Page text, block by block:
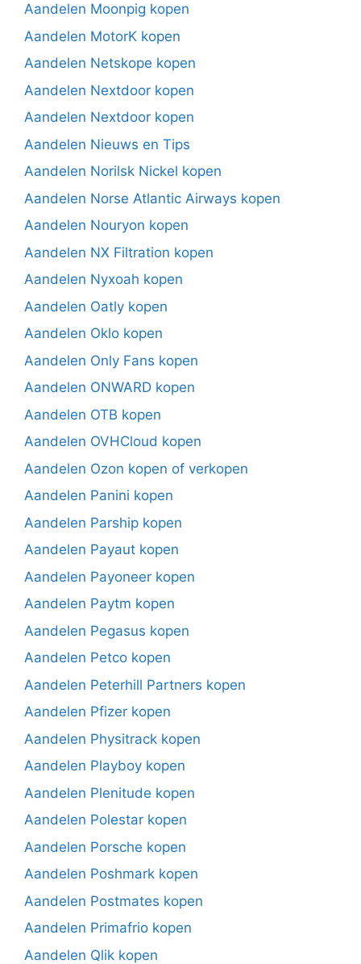
Aandelen Moonpig kopen
Aandelen MotorK kopen
Aandelen Netskope kopen
Aandelen Nextdoor kopen
Aandelen Nextdoor kopen
Aandelen Nieuws en Tips
Aandelen Norilsk Nickel kopen
Aandelen Norse Atlantic Airways kopen
Aandelen Nouryon kopen
Aandelen NX Filtration kopen
Aandelen Nyxoah kopen
Aandelen Oatly kopen
Aandelen Oklo kopen
Aandelen Only Fans kopen
Aandelen ONWARD kopen
Aandelen OTB kopen
Aandelen OVHCloud kopen
Aandelen Ozon kopen of verkopen
Aandelen Panini kopen
Aandelen Parship kopen
Aandelen Payaut kopen
Aandelen Payoneer kopen
Aandelen Paytm kopen
Aandelen Pegasus kopen
Aandelen Petco kopen
Aandelen Peterhill Partners kopen
Aandelen Pfizer kopen
Aandelen Physitrack kopen
Aandelen Playboy kopen
Aandelen Plenitude kopen
Aandelen Polestar kopen
Aandelen Porsche kopen
Aandelen Poshmark kopen
Aandelen Postmates kopen
Aandelen Primafrio kopen
Aandelen Qlik kopen